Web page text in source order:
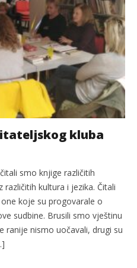
kluba
smo knjige različitih
kultura i jezika. Čitali
koje su progovarale o
sudbine. Brusili smo vještinu
ranije nismo uočavali, drugi su